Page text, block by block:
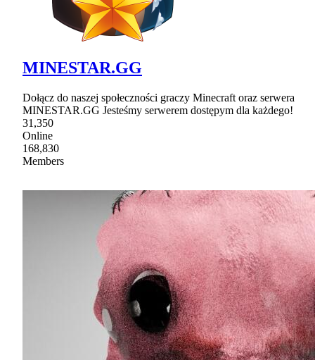
MINESTAR.GG
Dołącz do naszej społeczności graczy Minecraft oraz serwera
MINESTAR.GG Jesteśmy serwerem dostępym dla każdego!
31,350
Online
168,830
Members